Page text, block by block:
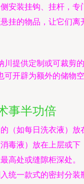
安装挂钩、挂杆，专
挂的物品，让它们离
川提供定制或可裁剪的
可开辟为额外的储物空
事半功倍
（如每日洗衣液）放
毒液）放在上层或下
高处或缝隙柜深处。
统一款式的密封分装